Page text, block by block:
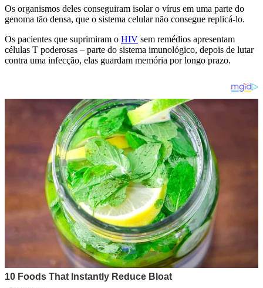
Os organismos deles conseguiram isolar o vírus em uma parte do
genoma tão densa, que o sistema celular não consegue replicá-lo.
Os pacientes que suprimiram o HIV sem remédios apresentam
células T poderosas – parte do sistema imunológico, depois de lutar
contra uma infecção, elas guardam memória por longo prazo.